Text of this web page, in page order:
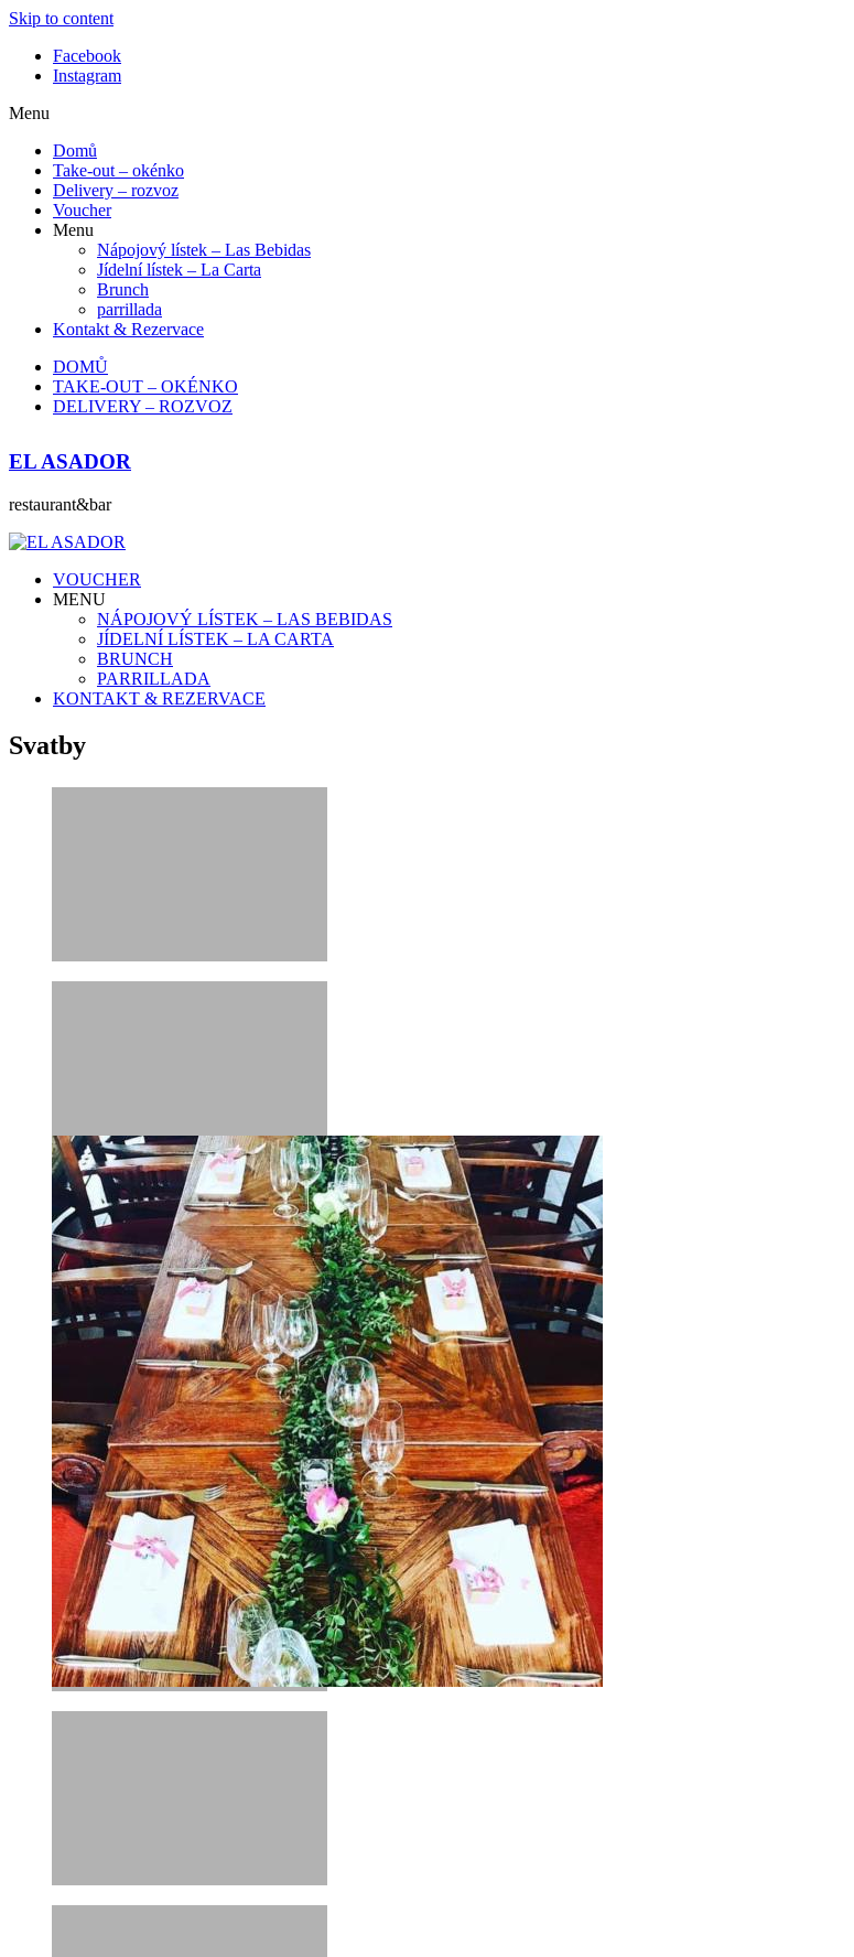
Skip to content
Facebook
Instagram
Menu
Domů
Take-out – okénko
Delivery – rozvoz
Voucher
Menu
Nápojový lístek – Las Bebidas
Jídelní lístek – La Carta
Brunch
parrillada
Kontakt & Rezervace
DOMŮ
TAKE-OUT – OKÉNKO
DELIVERY – ROZVOZ
EL ASADOR
restaurant&bar
VOUCHER
MENU
NÁPOJOVÝ LÍSTEK – LAS BEBIDAS
JÍDELNÍ LÍSTEK – LA CARTA
BRUNCH
PARRILLADA
KONTAKT & REZERVACE
Svatby